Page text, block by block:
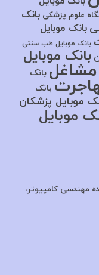
علوم پزشکی بانک
بانک موبایل
بانک موبایل طب سنتی
بانک موبایل
مشاغلبانک
بانک
موبایل پزشکان
موبایل
مهندسی کامپیوتر،